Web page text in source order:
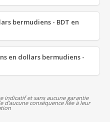
bermudiens - BDT en
en dollars bermudiens -
indicatif et sans aucune garantie
d'aucune conséquence liée à leur